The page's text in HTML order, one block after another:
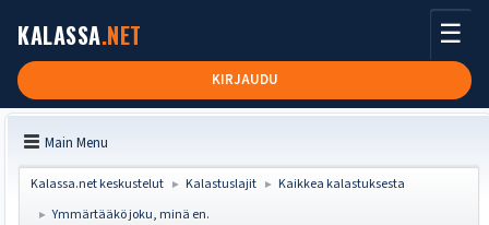
KALASSA.NET
KIRJAUDU
☰
Main Menu
Kalassa.net keskustelut ► Kalastuslajit ► Kaikkea kalastuksesta
► Ymmärtääkö joku, minä en.